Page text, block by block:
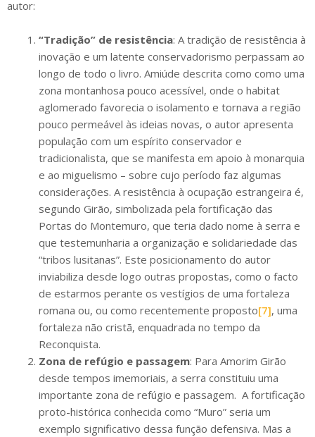
autor:
“Tradição” de resistência: A tradição de resistência à
inovação e um latente conservadorismo perpassam ao
longo de todo o livro. Amiúde descrita como como uma
zona montanhosa pouco acessível, onde o habitat
aglomerado favorecia o isolamento e tornava a região
pouco permeável às ideias novas, o autor apresenta
população com um espírito conservador e
tradicionalista, que se manifesta em apoio à monarquia
e ao miguelismo – sobre cujo período faz algumas
considerações. A resistência à ocupação estrangeira é,
segundo Girão, simbolizada pela fortificação das
Portas do Montemuro, que teria dado nome à serra e
que testemunharia a organização e solidariedade das
“tribos lusitanas”. ​Este posicionamento do autor
inviabiliza desde logo outras propostas, como o facto
de estarmos perante os vestígios de uma fortaleza
romana ou, ou como recentemente proposto[7], uma
fortaleza não cristã, enquadrada no tempo da
Reconquista.
Zona de refúgio e passagem: Para Amorim Girão
desde tempos imemoriais, a serra constituiu uma
importante zona de refúgio e passagem. ​ A fortificação
proto-histórica conhecida como “Muro” seria um
exemplo significativo dessa função defensiva. Mas a